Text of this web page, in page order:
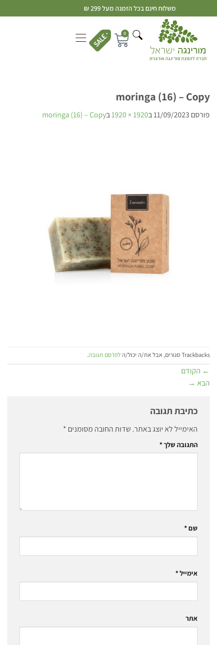
משלוח חינם בכל הזמנה מעל 299 ₪
0
moringa (16) – Copy
פורסם 11/09/2023ב1920 × 1920 בmoringa (16) – Copy
Trackbacks סגורים, אבל את/ה יכול/ה לפרסם תגובה.
← הקודם
הבא →
כתיבת תגובה
האימייל לא יוצג באתר.שדות החובה מסומנים *
התגובה שלך*
שם*
אימייל*
אתר